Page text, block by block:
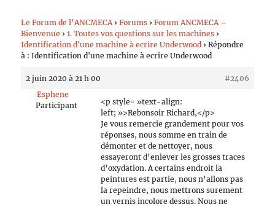
Le Forum de l’ANCMECA › Forums › Forum ANCMECA –
Bienvenue › 1. Toutes vos questions sur les machines ›
Identification d'une machine à ecrire Underwood › Répondre
à : Identification d'une machine à ecrire Underwood
2 juin 2020 à 21 h 00
#2406
Esphene
Participant
<p style= »text-align:
left; »>Rebonsoir Richard,</p>
Je vous remercie grandement pour vos
réponses, nous somme en train de
démonter et de nettoyer, nous
essayeront d’enlever les grosses traces
d’oxydation. A certains endroit la
peintures est partie, nous n’allons pas
la repeindre, nous mettrons surement
un vernis incolore dessus. Nous ne